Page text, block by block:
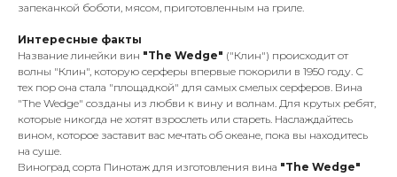
запеканкой боботи, мясом, приготовленным на гриле.
Интересные факты
Название линейки вин "The Wedge" ("Клин") происходит от
волны "Клин", которую серферы впервые покорили в 1950 году. С
тех пор она стала "площадкой" для самых смелых серферов. Вина
"The Wedge" созданы из любви к вину и волнам. Для крутых ребят,
которые никогда не хотят взрослеть или стареть. Наслаждайтесь
вином, которое заставит вас мечтать об океане, пока вы находитесь
на суше.
Виноград сорта Пинотаж для изготовления вина "The Wedge"